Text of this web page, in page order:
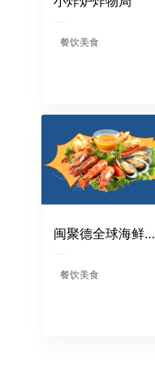
餐饮美食
闽聚德全球海鲜体验店
餐饮美食